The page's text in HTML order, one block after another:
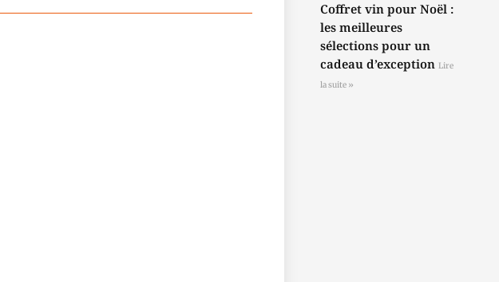
Coffret vin pour Noël :
les meilleures
sélections pour un
cadeau d’exceptionLire
la suite »